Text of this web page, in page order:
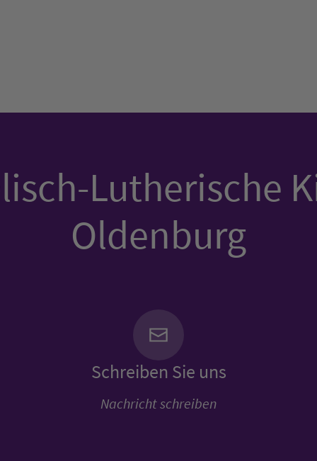
Lutherische
Oldenburg
Schreiben Sie uns
Nachricht schreiben